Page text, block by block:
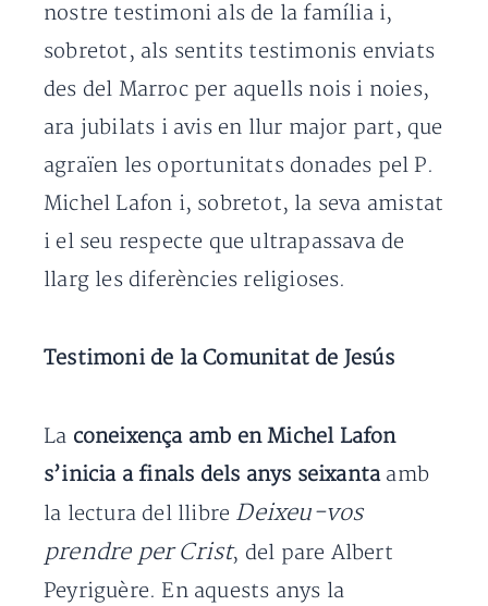
nostre testimoni als de la família i,
sobretot, als sentits testimonis enviats
des del Marroc per aquells nois i noies,
ara jubilats i avis en llur major part, que
agraïen les oportunitats donades pel P.
Michel Lafon i, sobretot, la seva amistat
i el seu respecte que ultrapassava de
llarg les diferències religioses.
Testimoni de la Comunitat de Jesús
La coneixença amb en Michel Lafon
s’inicia a finals dels anys seixantaamb
la lectura del llibre Deixeu-vos
prendre per Crist, del pare Albert
Peyriguère. En aquests anys la